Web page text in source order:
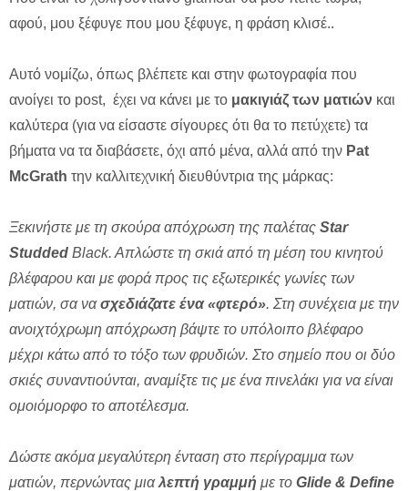
αφού, μου ξέφυγε που μου ξέφυγε, η φράση κλισέ..
Αυτό νομίζω, όπως βλέπετε και στην φωτογραφία που
ανοίγει το post, έχει να κάνει με το μακιγιάζ των ματιών και
καλύτερα (για να είσαστε σίγουρες ότι θα το πετύχετε) τα
βήματα να τα διαβάσετε, όχι από μένα, αλλά από την Pat
McGrath την καλλιτεχνική διευθύντρια της μάρκας:
Ξεκινήστε με τη σκούρα απόχρωση της παλέτας Star
Studded Black. Aπλώστε τη σκιά από τη μέση του κινητού
βλέφαρου και με φορά προς τις εξωτερικές γωνίες των
ματιών, σα νασχεδιάζατε ένα «φτερό». Στη συνέχεια με την
ανοιχτόχρωμη απόχρωση βάψτε το υπόλοιπο βλέφαρο
μέχρι κάτω από το τόξο των φρυδιών. Στο σημείο που οι δύο
σκιές συναντιούνται, αναμίξτε τις με ένα πινελάκι για να είναι
ομοιόμορφο το αποτέλεσμα.
Δώστε ακόμα μεγαλύτερη ένταση στο περίγραμμα των
ματιών, περνώντας μιαλεπτή γραμμή με το Glide & Define